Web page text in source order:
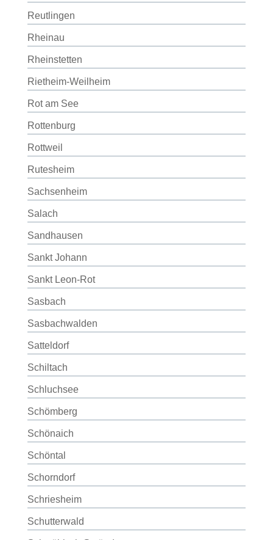
Reutlingen
Rheinau
Rheinstetten
Rietheim-Weilheim
Rot am See
Rottenburg
Rottweil
Rutesheim
Sachsenheim
Salach
Sandhausen
Sankt Johann
Sankt Leon-Rot
Sasbach
Sasbachwalden
Satteldorf
Schiltach
Schluchsee
Schömberg
Schönaich
Schöntal
Schorndorf
Schriesheim
Schutterwald